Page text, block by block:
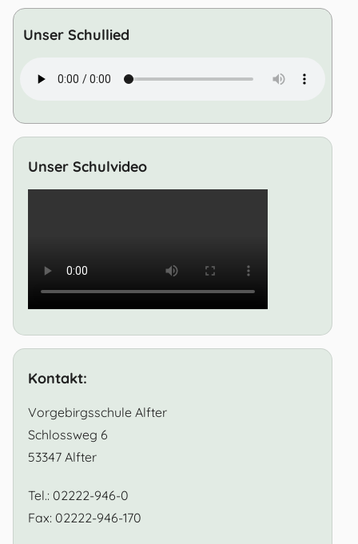
Unser Schullied
Unser Schulvideo
Kontakt:
Vorgebirgsschule Alfter
Schlossweg 6
53347 Alfter
Tel.: 02222-946-0
Fax: 02222-946-170